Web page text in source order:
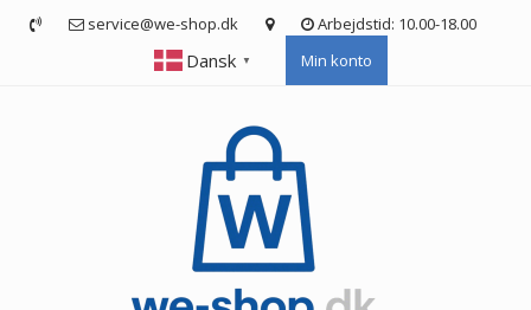
service@we-shop.dk Arbejdstid: 10.00-18.00
Dansk ▼ Min konto